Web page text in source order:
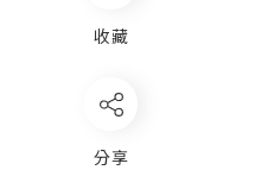
收藏
分享